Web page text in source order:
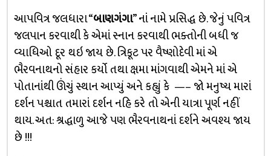
આપવિત્ર જલધારા “બાણગંગા” નાં નામે પ્રસિદ્ધ છે. જેનું પવિત્ર
જલપાન કરવાથી કે એમાં સ્નાન કરવાથી ભક્તોની બધી જ
વ્યાધિઓ દૂર થઇ જાય છે. ત્રિકૂટ પર વૈષ્ણોદેવી માં એ
ભૈરવનાથનો સંહાર કર્યો તથા ક્ષમા માંગવાથી એમને માં એ
પોતાનાંથી ઊંચું સ્થાન આપ્યું અને કહ્યું કે —– જો મનુષ્ય મારાં
દર્શન પશ્ચાત તમારાં દર્શન નહિ કરે તો એની યાત્રા પૂર્ણ નહીં
થાય. અત: શ્રદ્ધાળુ આજે પણ ભૈરવનાથનાં દર્શને અવશ્ય જાય
છે !!!